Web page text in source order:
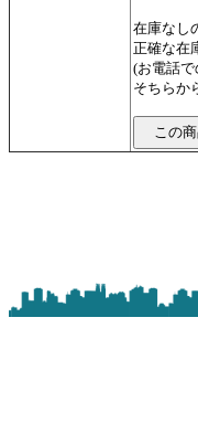
在庫なし
正確な在
(お電話
そちらか